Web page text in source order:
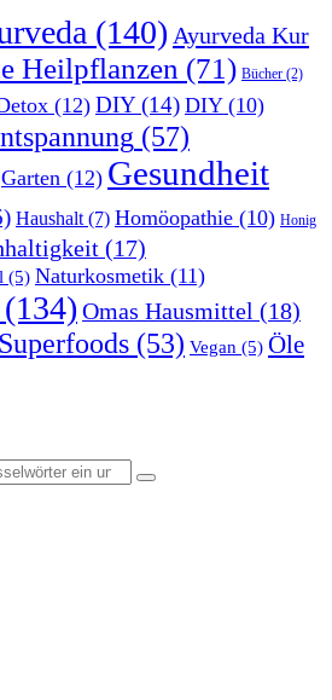
(140) Ayurveda Kur
Heilpflanzen (71) Bücher (2)
(12) DIY(14) DIY(10)
(57)
Garten (12) Gesundheit
Haushalt(7) Homöopathie (10) Honig
(17)
(5) Naturkosmetik (11)
(134) Omas Hausmittel (18)
Superfoods (53) Vegan (5) Öle